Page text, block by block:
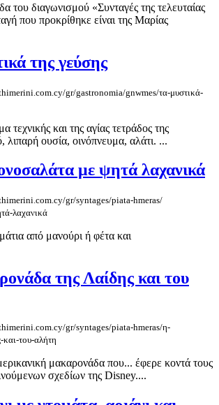
του διαγωνισμού «Συνταγές της τελευταίας
που προκρίθηκε είναι της Μαρίας
της γεύσης
gr/gastronomia/gnwmes/τα-μυστικά-
τεχνικής και της αγίας τετράδος της
λιπαρή ουσία, οινόπνευμα, αλάτι. ...
με ψητά λαχανικά
gr/syntages/piata-hmeras/
λαχανικά
από μανούρι ή φέτα και
της Λαίδης και του
gr/syntages/piata-hmeras/η-
και-του-αλήτη
μακαρονάδα που... έφερε κοντά τους
σχεδίων της Disney....